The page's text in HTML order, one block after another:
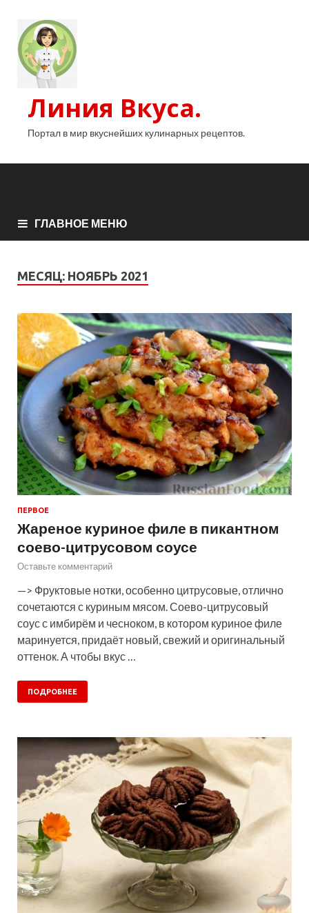
Линия Вкуса.
Портал в мир вкуснейших кулинарных рецептов.
ГЛАВНОЕ МЕНЮ
МЕСЯЦ: НОЯБРЬ 2021
ПЕРВОЕ
Жареное куриное филе в пикантном
соево-цитрусовом соусе
Оставьте комментарий
—> Фруктовые нотки, особенно цитрусовые, отлично
сочетаются с куриным мясом. Соево-цитрусовый
соус с имбирём и чесноком, в котором куриное филе
маринуется, придаёт новый, свежий и оригинальный
оттенок. А чтобы вкус …
ПОДРОБНЕЕ